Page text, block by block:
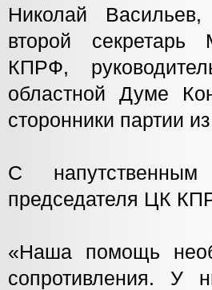
Николай
второй секретарь
КПРФ,
областной Думе
сторонники партии
С
председателя ЦК
«Наша помощь
сопротивления. У